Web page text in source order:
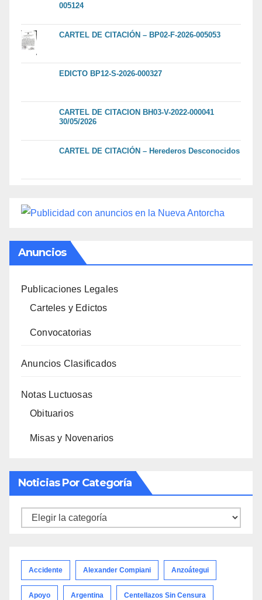
005124
CARTEL DE CITACIÓN – BP02-F-2026-005053
EDICTO BP12-S-2026-000327
CARTEL DE CITACION BH03-V-2022-000041
30/05/2026
CARTEL DE CITACIÓN – Herederos Desconocidos
Anuncios
Publicaciones Legales
Carteles y Edictos
Convocatorias
Anuncios Clasificados
Notas Luctuosas
Obituarios
Misas y Novenarios
Noticias Por Categoría
Noticias
Accidente Alexander Compiani Anzoátegui
Apoyo Argentina Centellazos Sin Censura